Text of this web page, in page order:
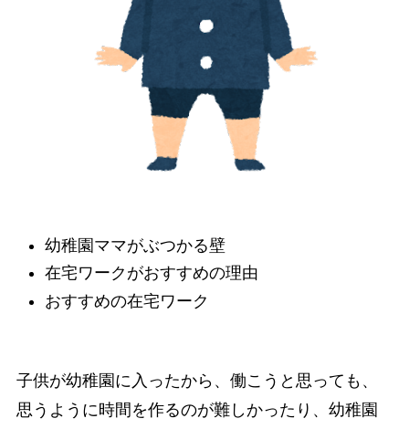
幼稚園ママがぶつかる壁
在宅ワークがおすすめの理由
おすすめの在宅ワーク
子供が幼稚園に入ったから、働こうと思っても、
思うように時間を作るのが難しかったり、幼稚園